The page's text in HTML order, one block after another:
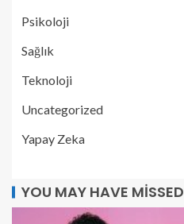
Psikoloji
Sağlık
Teknoloji
Uncategorized
Yapay Zeka
YOU MAY HAVE MISSED